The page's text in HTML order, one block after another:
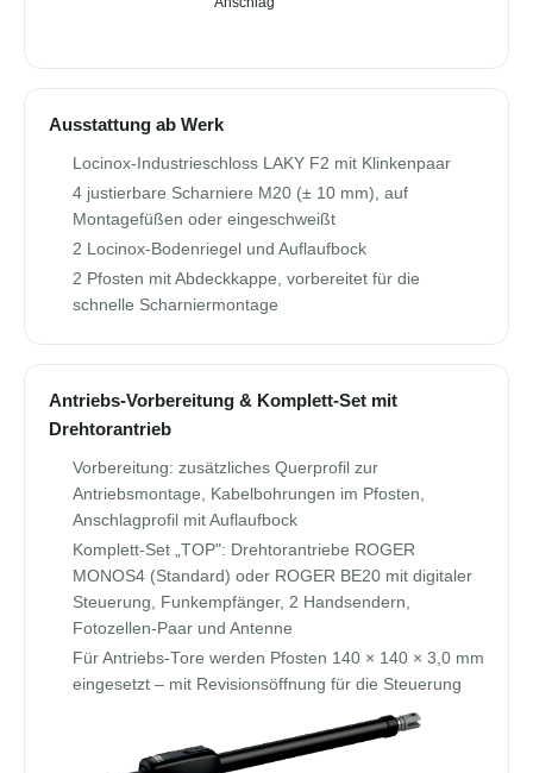
Ausstattung ab Werk
Locinox-Industrieschloss LAKY F2 mit Klinkenpaar
4 justierbare Scharniere M20 (± 10 mm), auf
Montagefüßen oder eingeschweißt
2 Locinox-Bodenriegel und Auflaufbock
2 Pfosten mit Abdeckkappe, vorbereitet für die
schnelle Scharniermontage
Antriebs-Vorbereitung & Komplett-Set mit
Drehtorantrieb
Vorbereitung: zusätzliches Querprofil zur
Antriebsmontage, Kabelbohrungen im Pfosten,
Anschlagprofil mit Auflaufbock
Komplett-Set „TOP": Drehtorantriebe ROGER
MONOS4 (Standard) oder ROGER BE20 mit digitaler
Steuerung, Funkempfänger, 2 Handsendern,
Fotozellen-Paar und Antenne
Für Antriebs-Tore werden Pfosten 140 × 140 × 3,0 mm
eingesetzt – mit Revisionsöffnung für die Steuerung